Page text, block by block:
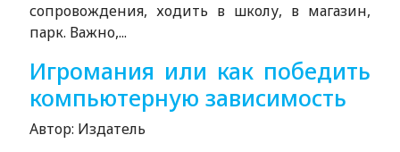
сопровождения, ходить в школу, в магазин,
парк. Важно,...
Игромания или как победить
компьютерную зависимость
Автор: Издатель